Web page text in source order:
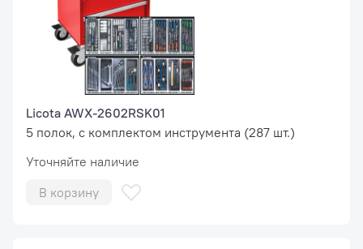
Licota AWX-2602RSK01
5 полок, с комплектом инструмента (287 шт.)
Уточняйте наличие
В корзину